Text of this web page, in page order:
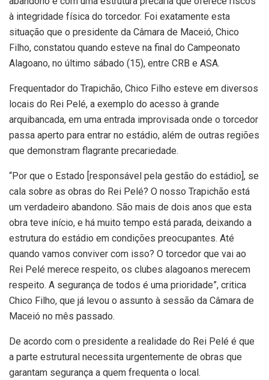
à integridade física do torcedor. Foi exatamente esta
situação que o presidente da Câmara de Maceió, Chico
Filho, constatou quando esteve na final do Campeonato
Alagoano, no último sábado (15), entre CRB e ASA.
Frequentador do Trapichão, Chico Filho esteve em diversos
locais do Rei Pelé, a exemplo do acesso à grande
arquibancada, em uma entrada improvisada onde o torcedor
passa aperto para entrar no estádio, além de outras regiões
que demonstram flagrante precariedade.
“Por que o Estado [responsável pela gestão do estádio], se
cala sobre as obras do Rei Pelé? O nosso Trapichão está
um verdadeiro abandono. São mais de dois anos que esta
obra teve início, e há muito tempo está parada, deixando a
estrutura do estádio em condições preocupantes. Até
quando vamos conviver com isso? O torcedor que vai ao
Rei Pelé merece respeito, os clubes alagoanos merecem
respeito. A segurança de todos é uma prioridade”, critica
Chico Filho, que já levou o assunto à sessão da Câmara de
Maceió no mês passado.
De acordo com o presidente a realidade do Rei Pelé é que
a parte estrutural necessita urgentemente de obras que
garantam segurança a quem frequenta o local.